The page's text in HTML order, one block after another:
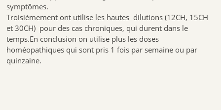
symptômes.
Troisièmement ont utilise les hautes dilutions (12CH, 15CH
et 30CH) pour des cas chroniques, qui durent dans le
temps.En conclusion on utilise plus les doses
homéopathiques qui sont pris 1 fois par semaine ou par
quinzaine.